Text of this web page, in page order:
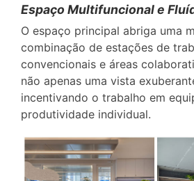
Espaço Multifuncional e
O espaço principal abriga uma
combinação de estações de
convencionais e áreas
não apenas uma vista
incentivando o trabalho em
produtividade individual.